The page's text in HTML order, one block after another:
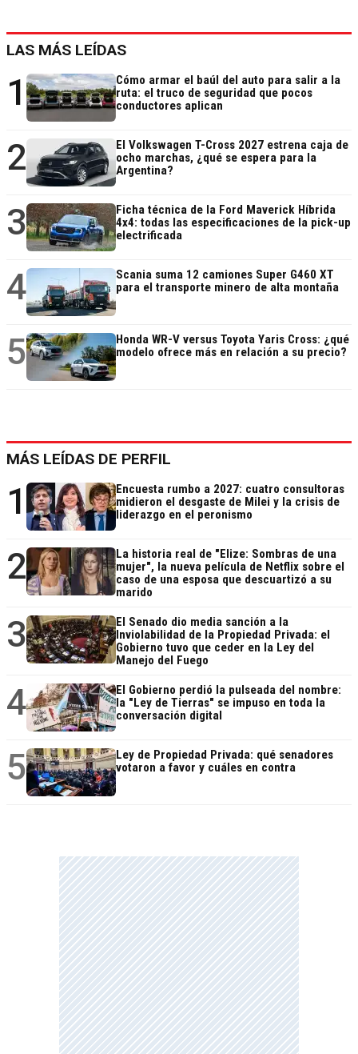
LAS MÁS LEÍDAS
1
Cómo armar el baúl del auto para salir a la
ruta: el truco de seguridad que pocos
conductores aplican
2
El Volkswagen T-Cross 2027 estrena caja de
ocho marchas, ¿qué se espera para la
Argentina?
3
Ficha técnica de la Ford Maverick Híbrida
4x4: todas las especificaciones de la pick-up
electrificada
4
Scania suma 12 camiones Super G460 XT
para el transporte minero de alta montaña
5
Honda WR-V versus Toyota Yaris Cross: ¿qué
modelo ofrece más en relación a su precio?
MÁS LEÍDAS DE PERFIL
1
Encuesta rumbo a 2027: cuatro consultoras
midieron el desgaste de Milei y la crisis de
liderazgo en el peronismo
2
La historia real de "Elize: Sombras de una
mujer", la nueva película de Netflix sobre el
caso de una esposa que descuartizó a su
marido
3
El Senado dio media sanción a la
Inviolabilidad de la Propiedad Privada: el
Gobierno tuvo que ceder en la Ley del
Manejo del Fuego
4
El Gobierno perdió la pulseada del nombre:
la "Ley de Tierras" se impuso en toda la
conversación digital
5
Ley de Propiedad Privada: qué senadores
votaron a favor y cuáles en contra